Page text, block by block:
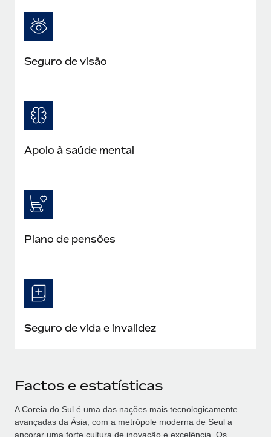
Seguro de visão
Apoio à saúde mental
Plano de pensões
Seguro de vida e invalidez
Factos e estatísticas
A Coreia do Sul é uma das nações mais tecnologicamente
avançadas da Ásia, com a metrópole moderna de Seul a
ancorar uma forte cultura de inovação e excelência. Os